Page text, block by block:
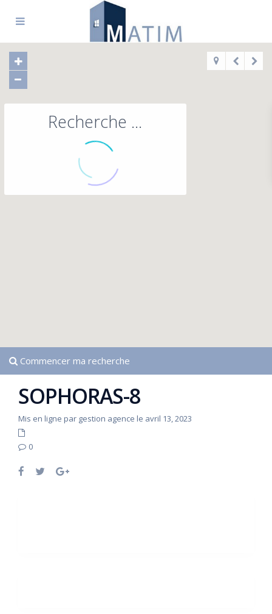
Recherche ...
Commencer ma recherche
SOPHORAS-8
Mis en ligne par gestion agence le avril 13, 2023
0